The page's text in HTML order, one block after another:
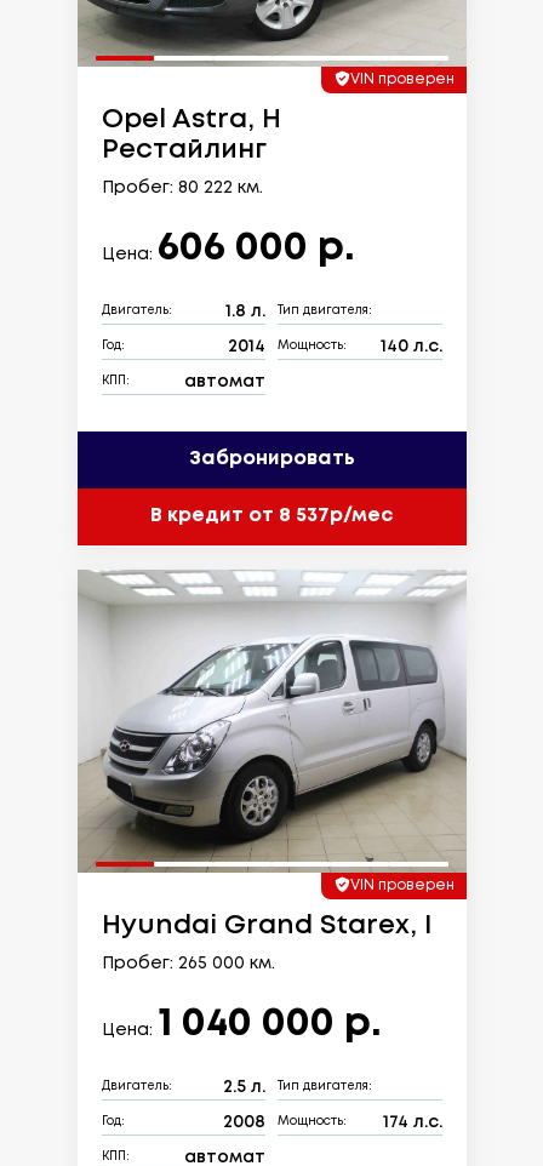
VIN проверен
Opel Astra, H
Рестайлинг
Пробег: 80 222 км.
Цена: 606 000 р.
Двигатель: 1.8 л. Тип двигателя:
Год: 2014 Мощность: 140 л.с.
КПП: автомат
Забронировать
В кредит от 8 537р/мес
VIN проверен
Hyundai Grand Starex, I
Пробег: 265 000 км.
Цена: 1 040 000 р.
Двигатель: 2.5 л. Тип двигателя:
Год: 2008 Мощность: 174 л.с.
КПП: автомат